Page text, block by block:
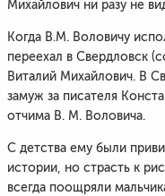
Михайлович ни разу не
Когда В.М. Воловичу
переехал в Свердловск
Виталий Михайлович. В
замуж за писателя
отчима В. М. Воловича.
С детства ему были
истории, но страсть к
всегда поощряли